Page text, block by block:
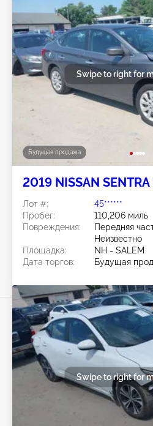
Будущая продажа
Swipe to right for
2019 NISSAN SENTRA
Лот #:
45******
Пробег:
110,206 миль
Повреждения:
Передняя
Неизвестно
Площадка:
NH - SALEM
Дата торгов:
Будущая
Swipe to right for